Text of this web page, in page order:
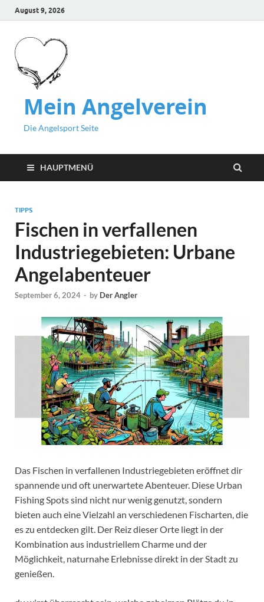
August 9, 2026
Mein Angelverein
Die Angelsport Seite
HAUPTMENÜ
TIPPS
Fischen in verfallenen
Industriegebieten: Urbane
Angelabenteuer
September 6, 2024 - by Der Angler
Das Fischen in verfallenen Industriegebieten eröffnet dir
spannende und oft unerwartete Abenteuer. Diese Urban
Fishing Spots sind nicht nur wenig genutzt, sondern
bieten auch eine Vielzahl an verschiedenen Fischarten, die
es zu entdecken gilt. Der Reiz dieser Orte liegt in der
Kombination aus industriellem Charme und der
Möglichkeit, naturnahe Erlebnisse direkt in der Stadt zu
genießen.